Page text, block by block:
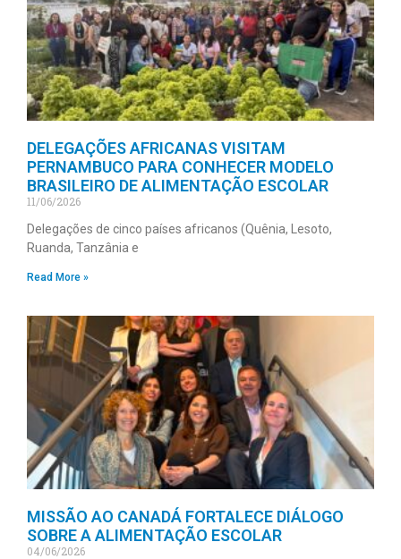
DELEGAÇÕES AFRICANAS VISITAM
PERNAMBUCO PARA CONHECER MODELO
BRASILEIRO DE ALIMENTAÇÃO ESCOLAR
11/06/2026
Delegações de cinco países africanos (Quênia, Lesoto,
Ruanda, Tanzânia e
Read More »
MISSÃO AO CANADÁ FORTALECE DIÁLOGO
SOBRE A ALIMENTAÇÃO ESCOLAR
04/06/2026